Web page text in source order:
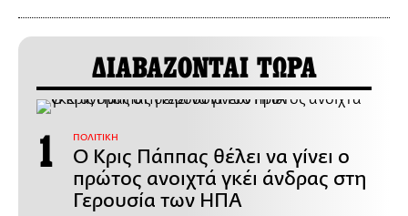
ΔΙΑΒΑΖΟΝΤΑΙ ΤΩΡΑ
ΠΟΛΙΤΙΚΗ
Ο Κρις Πάππας θέλει να γίνει ο
πρώτος ανοιχτά γκέι άνδρας στη
Γερουσία των ΗΠΑ